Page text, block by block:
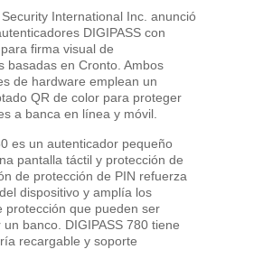
International Inc. anunció
DIGIPASS con
firma visual de
basadas en Cronto. Ambos
de hardware emplean un
QR de color para proteger
a banca en línea y móvil.
es un autenticador pequeño
pantalla táctil y protección de
de protección de PIN refuerza
dispositivo y amplía los
protección que pueden ser
un banco. DIGIPASS 780 tiene
recargable y soporte